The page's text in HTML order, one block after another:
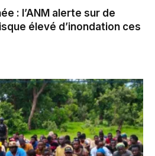
: l’ANM alerte sur de
élevé d’inondation ces